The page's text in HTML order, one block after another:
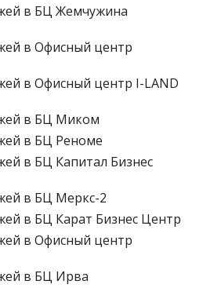
в БЦ Жемчужина
в Офисный центр
в Офисный центр I-LAND
в БЦ Миком
в БЦ Реноме
в БЦ Капитал Бизнес
в БЦ Меркс-2
в БЦ Карат Бизнес Центр
в Офисный центр
в БЦ Ирва